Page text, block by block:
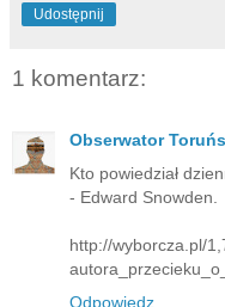
Udostępnij
1 komentarz:
Obserwator
Kto powiedział
- Edward Snowden.
http://wyborcza.pl/
Odpowiedz